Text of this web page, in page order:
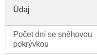
Údaj
Počet dní se sněhovou
pokrývkou